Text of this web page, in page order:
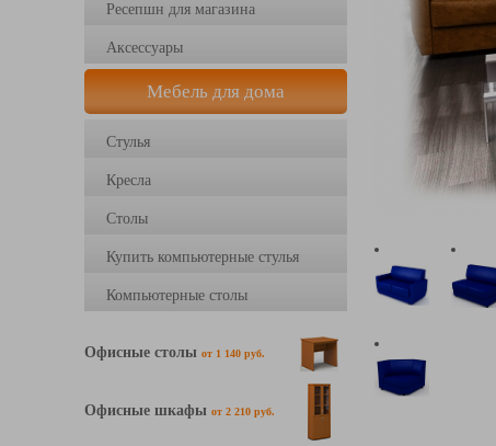
Ресепшн для магазина
Аксессуары
Мебель для дома
Стулья
Кресла
Столы
Купить компьютерные стулья
Компьютерные столы
Офисные столы от 1 140 руб.
Офисные шкафы от 2 210 руб.